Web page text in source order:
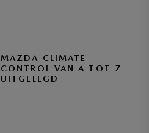
MAZDA CLIMATE
CONTROL VAN A TOT Z
UITGELEGD